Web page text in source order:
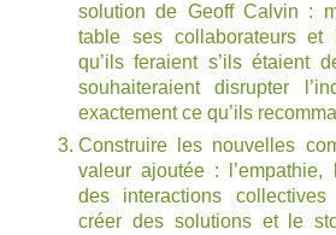
solution de Geoff Calvin :
table ses collaborateurs et
qu’ils feraient s’ils étaient
souhaiteraient disrupter
exactement ce qu’ils
Construire les nouvelles
valeur ajoutée : l’empathie,
des interactions
créer des solutions et le